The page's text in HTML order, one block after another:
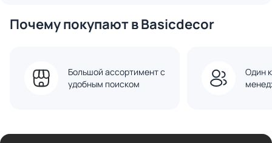
Почему покупают в Basicdecor
Большой ассортимент с
удобным поиском
Один